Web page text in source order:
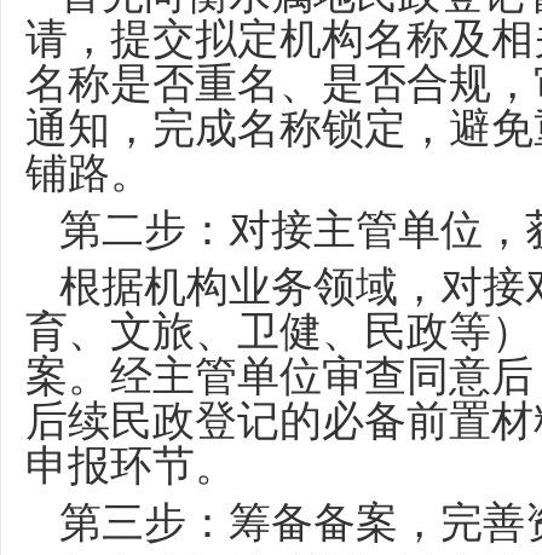
请，提交拟定机构名称及
名称是否重名、是否合规
通知，完成名称锁定，避
铺路。
第二步：对接主管单位，
根据机构业务领域，对
育、文旅、卫健、民政等
案。经主管单位审查同意
后续民政登记的必备前置
申报环节。
第三步：筹备备案，完善